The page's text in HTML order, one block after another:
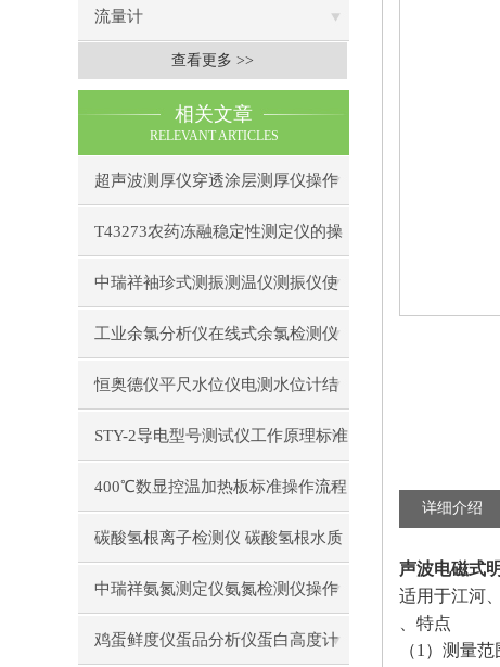
流量计
查看更多 >>
相关文章
RELEVANT ARTICLES
超声波测厚仪穿透涂层测厚仪操作
前准备操作步骤
T43273农药冻融稳定性测定仪的操
作使用
中瑞祥袖珍式测振测温仪测振仪使
用注意事项工作原理
工业余氯分析仪在线式余氯检测仪
日常维护注意事项安装与接线步骤
恒奥德仪平尺水位仪电测水位计结
构原理操作使用
STY-2导电型号测试仪工作原理标准
操作流程
400℃数显控温加热板标准操作流程
碳酸氢根离子检测仪 碳酸氢根水质
测定仪操作使用
中瑞祥氨氮测定仪氨氮检测仪操作
前准备使用注意事项
鸡蛋鲜度仪蛋品分析仪蛋白高度计
详细介绍
声波电磁式
适用于江河
、特点
（1）测量范